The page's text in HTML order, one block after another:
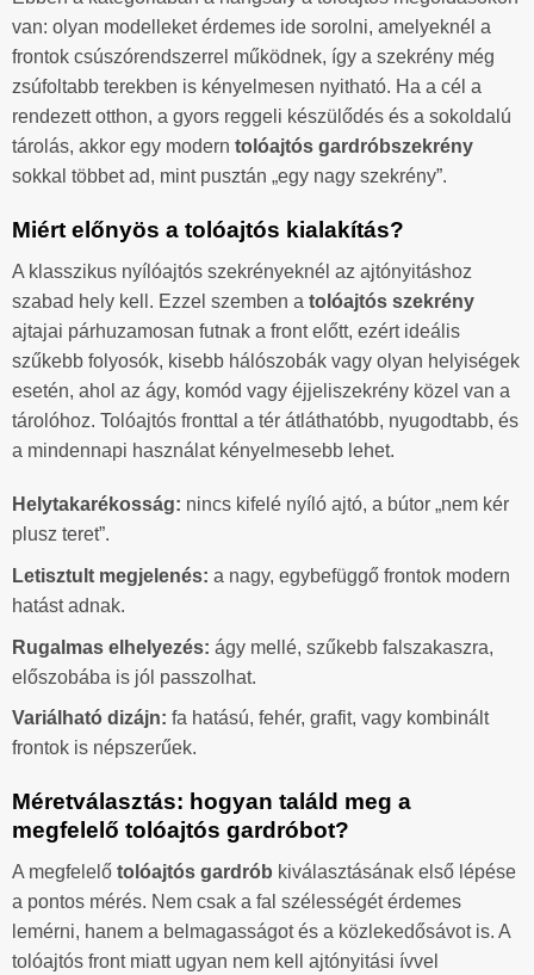
van: olyan modelleket érdemes ide sorolni, amelyeknél a
frontok csúszórendszerrel működnek, így a szekrény még
zsúfoltabb terekben is kényelmesen nyitható. Ha a cél a
rendezett otthon, a gyors reggeli készülődés és a sokoldalú
tárolás, akkor egy modern tolóajtós gardróbszekrény
sokkal többet ad, mint pusztán „egy nagy szekrény”.
Miért előnyös a tolóajtós kialakítás?
A klasszikus nyílóajtós szekrényeknél az ajtónyitáshoz
szabad hely kell. Ezzel szemben a tolóajtós szekrény
ajtajai párhuzamosan futnak a front előtt, ezért ideális
szűkebb folyosók, kisebb hálószobák vagy olyan helyiségek
esetén, ahol az ágy, komód vagy éjjeliszekrény közel van a
tárolóhoz. Tolóajtós fronttal a tér átláthatóbb, nyugodtabb, és
a mindennapi használat kényelmesebb lehet.
Helytakarékosság: nincs kifelé nyíló ajtó, a bútor „nem kér
plusz teret”.
Letisztult megjelenés: a nagy, egybefüggő frontok modern
hatást adnak.
Rugalmas elhelyezés: ágy mellé, szűkebb falszakaszra,
előszobába is jól passzolhat.
Variálható dizájn: fa hatású, fehér, grafit, vagy kombinált
frontok is népszerűek.
Méretválasztás: hogyan találd meg a
megfelelő tolóajtós gardróbot?
A megfelelő tolóajtós gardrób kiválasztásának első lépése
a pontos mérés. Nem csak a fal szélességét érdemes
lemérni, hanem a belmagasságot és a közlekedősávot is. A
tolóajtós front miatt ugyan nem kell ajtónyitási ívvel